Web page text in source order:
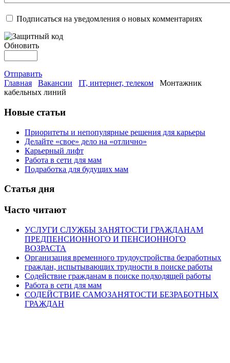
Подписаться на уведомления о новых комментариях
Обновить
Отправить
Главная
Вакансии IT, интернет, телеком
Монтажник
кабельных линий
Новые статьи
Приоритеты и непопулярные решения для карьеры
Делайте «свое» дело на «отлично»
Карьерный лифт
Работа в сети для мам
Подработка для будущих мам
Статья дня
Часто читают
УСЛУГИ СЛУЖБЫ ЗАНЯТОСТИ ГРАЖДАНАМ
ПРЕДПЕНСИОННОГО И ПЕНСИОННОГО
ВОЗРАСТА
Организация временного трудоустройства безработных
граждан, испытывающих трудности в поиске работы
Содействие гражданам в поиске подходящей работы
Работа в сети для мам
СОДЕЙСТВИЕ САМОЗАНЯТОСТИ БЕЗРАБОТНЫХ
ГРАЖДАН